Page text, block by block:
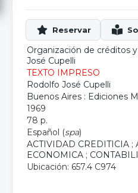
Organización de créditos
José Cupelli
TEXTO IMPRESO
Rodolfo José Cupelli
Buenos Aires : Ediciones
1969
78 p.
Español (spa)
ACTIVIDAD CREDITICIA ;
ECONOMICA ;
Ubicación: 657.4 C974